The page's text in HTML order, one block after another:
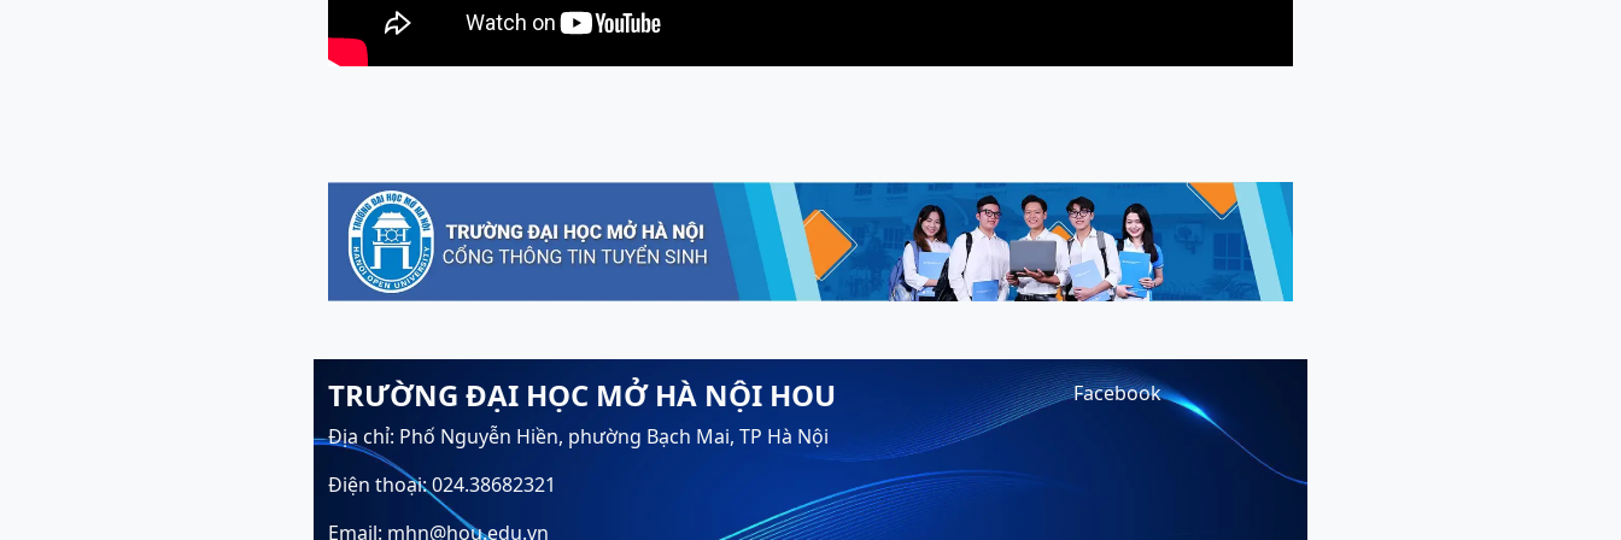
TRƯỜNG ĐẠI HỌC MỞ HÀ NỘI HOU
Địa chỉ: Phố Nguyễn Hiền, phường Bạch Mai, TP Hà Nội
Điện thoại: 024.38682321
Email: mhn@hou.edu.vn
Facebook